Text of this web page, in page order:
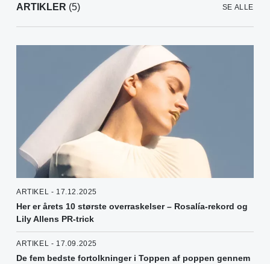
ARTIKLER (5) SE ALLE
ARTIKEL - 17.12.2025
Her er årets 10 største overraskelser – Rosalía-rekord og
Lily Allens PR-trick
ARTIKEL - 17.09.2025
De fem bedste fortolkninger i Toppen af poppen gennem